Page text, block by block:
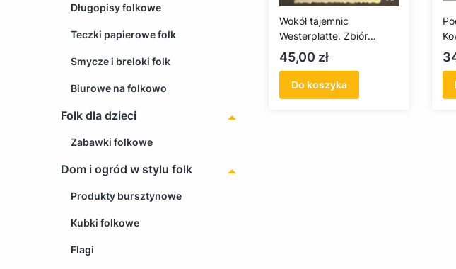
Długopisy folkowe
Teczki papierowe folk
Smycze i breloki folk
Biurowe na folkowo
Folk dla dzieci
Zabawki folkowe
Dom i ogród w stylu folk
Produkty bursztynowe
Kubki folkowe
Flagi
Wokół tajemnic
Westerplatte. Zbiór
tekstów z lat 2005-2012
Cena
45,00 zł
Do koszyka